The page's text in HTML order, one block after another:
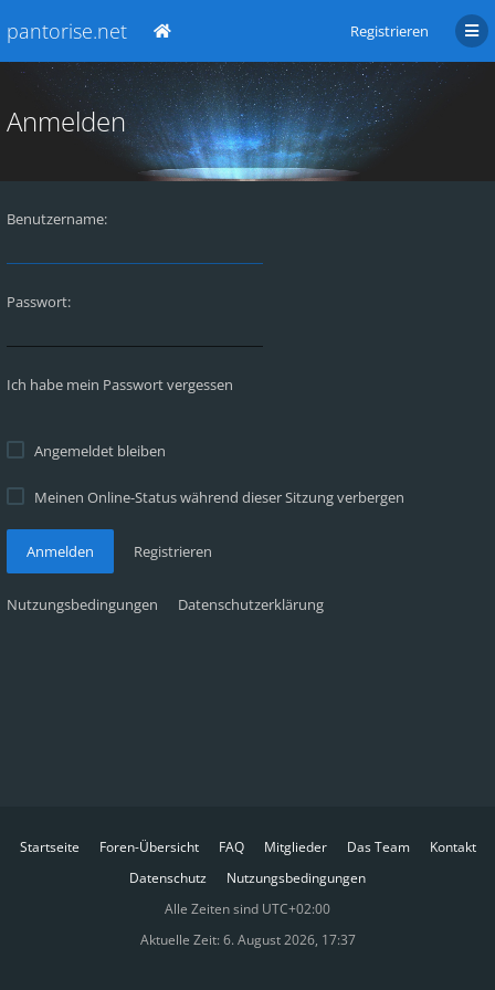
pantorise.net Registrieren
Anmelden
Benutzername:
Passwort:
Ich habe mein Passwort vergessen
Angemeldet bleiben
Meinen Online-Status während dieser Sitzung verbergen
Anmelden Registrieren
Nutzungsbedingungen Datenschutzerklärung
Startseite Foren-Übersicht FAQ Mitglieder Das Team
Kontakt
Datenschutz
Nutzungsbedingungen
Alle Zeiten sind UTC+02:00
Aktuelle Zeit: 6. August 2026, 17:37